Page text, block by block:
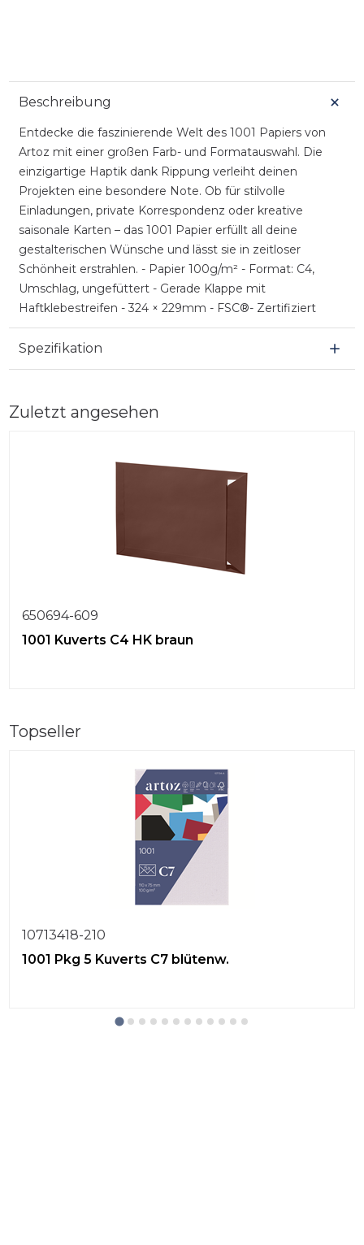
Beschreibung
Entdecke die faszinierende Welt des 1001 Papiers von
Artoz mit einer großen Farb- und Formatauswahl. Die
einzigartige Haptik dank Rippung verleiht deinen
Projekten eine besondere Note. Ob für stilvolle
Einladungen, private Korrespondenz oder kreative
saisonale Karten – das 1001 Papier erfüllt all deine
gestalterischen Wünsche und lässt sie in zeitloser
Schönheit erstrahlen. - Papier 100g/m² - Format: C4,
Umschlag, ungefüttert - Gerade Klappe mit
Haftklebestreifen - 324 × 229mm - FSC®- Zertifiziert
Spezifikation
Zuletzt angesehen
650694-609
1001 Kuverts C4 HK braun
Topseller
10713418-210
1001 Pkg 5 Kuverts C7 blütenw.